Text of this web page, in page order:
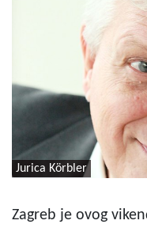
Jurica Körbler
Zagreb je ovog